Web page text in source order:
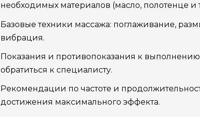
необходимых материалов (масло, полотенце и
Базовые техники массажа: поглаживание,
вибрация.
Показания и противопоказания к выполнению
обратиться к специалисту.
Рекомендации по частоте и
достижения максимального эффекта.